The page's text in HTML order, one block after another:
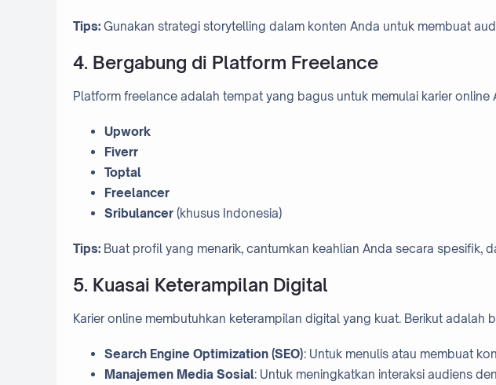
Tips: Gunakan strategi storytelling dalam konten Anda untuk membuat
4. Bergabung di Platform Freelance
Platform freelance adalah tempat yang bagus untuk memulai karier
Upwork
Fiverr
Toptal
Freelancer
Sribulancer (khusus Indonesia)
Tips: Buat profil yang menarik, cantumkan keahlian Anda secara spesifik,
5. Kuasai Keterampilan Digital
Karier online membutuhkan keterampilan digital yang kuat. Berikut
Search Engine Optimization (SEO): Untuk menulis atau membuat
Manajemen Media Sosial: Untuk meningkatkan interaksi audiens